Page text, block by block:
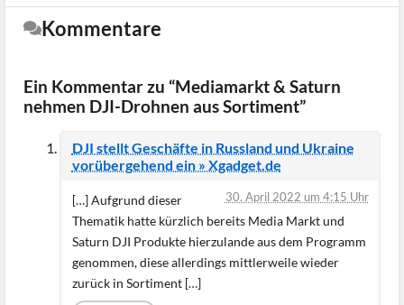
Kommentare
Ein Kommentar zu “Mediamarkt & Saturn
nehmen DJI-Drohnen aus Sortiment”
DJI stellt Geschäfte in Russland und Ukraine
vorübergehend ein » Xgadget.de
30. April 2022 um 4:15 Uhr
[…] Aufgrund dieser
Thematik hatte kürzlich bereits Media Markt und
Saturn DJI Produkte hierzulande aus dem Programm
genommen, diese allerdings mittlerweile wieder
zurück in Sortiment […]